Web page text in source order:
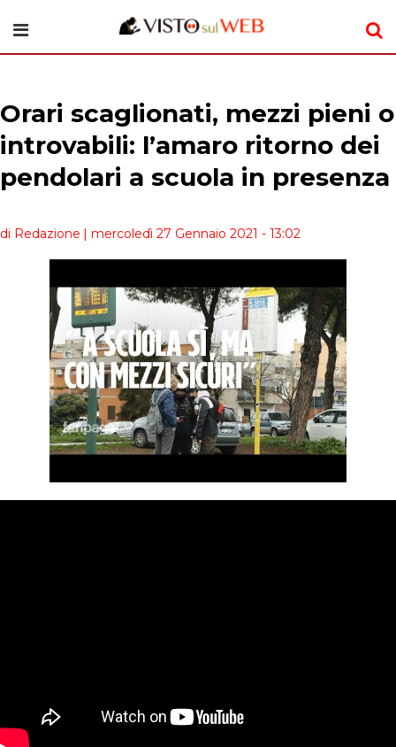
Orari scaglionati, mezzi pieni o
introvabili: l’amaro ritorno dei
pendolari a scuola in presenza
di Redazione | mercoledì 27 Gennaio 2021 - 13:02